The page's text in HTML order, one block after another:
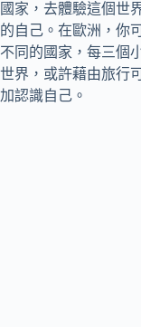
國家，去體驗這個世
的自己。在歐洲，你
不同的國家，每三個
世界，或許藉由旅行
加認識自己。